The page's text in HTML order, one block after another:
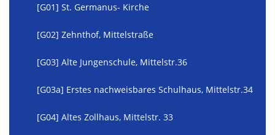
[G01] St. Germanus- Kirche
[G02] Zehnthof, Mittelstraße
[G03] Alte Jungenschule, Mittelstr.36
[G03a] Erstes nachweisbares Schulhaus, Mittelstr.34
[G04] Altes Zollhaus, Mittelstr. 33